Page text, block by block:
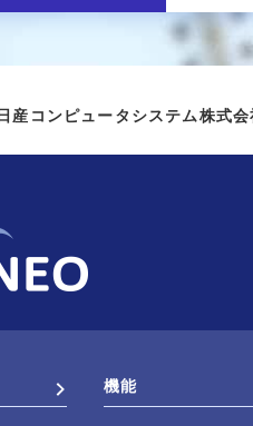
産コンピュータシステム株式
機能